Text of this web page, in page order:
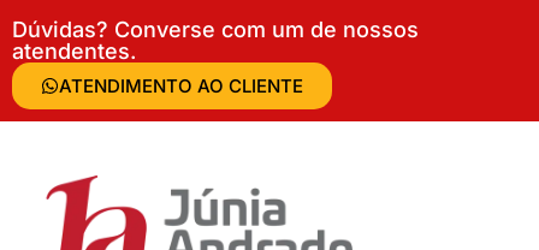
Dúvidas? Converse com um de nossos
atendentes.
ATENDIMENTO AO CLIENTE